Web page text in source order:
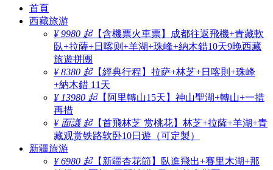
首頁
西藏旅游
¥ 9980 起【含機票火車票】成都往返飛機+青藏軟
臥+拉薩+日喀则+羊湖+珠峰+納木錯10天9晚西藏
旅遊拼團
¥ 8380 起【經典行程】拉萨+林芝+日喀則+珠峰
+納木錯 11天
¥ 13980 起【阿里轉山15天】神山聖湖+轉山+一措
再措
¥ 面議 起【首飛林芝 赏桃花】林芝+拉薩+羊湖+青
藏观赏铁路软卧10日遊（可定製）
新疆旅游
¥ 6980 起【新疆杏花節】臥進飛出+賽里木湖+那